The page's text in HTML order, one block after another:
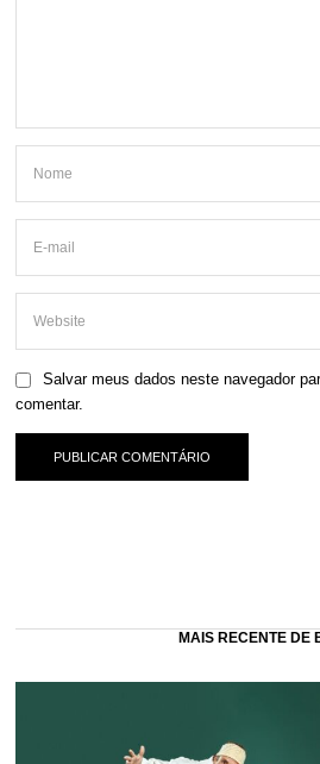
Salvar meus dados neste navegador
comentar.
MAIS RECENTE DE